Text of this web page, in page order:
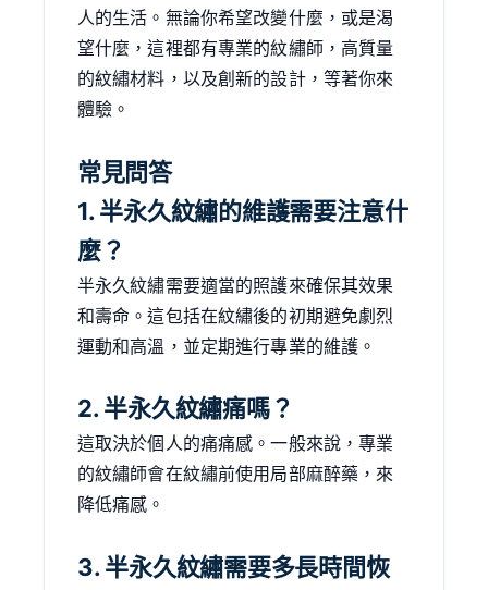
人的生活。無論你希望改變什麼，或是渴
望什麼，這裡都有專業的紋繡師，高質量
的紋繡材料，以及創新的設計，等著你來
體驗。
常見問答
1. 半永久紋繡的維護需要注意什
麼？
半永久紋繡需要適當的照護來確保其效果
和壽命。這包括在紋繡後的初期避免劇烈
運動和高溫，並定期進行專業的維護。
2. 半永久紋繡痛嗎？
這取決於個人的痛痛感。一般來說，專業
的紋繡師會在紋繡前使用局部麻醉藥，來
降低痛感。
3. 半永久紋繡需要多長時間恢